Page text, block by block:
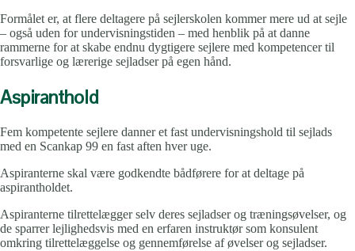
Formålet er, at flere deltagere på sejlerskolen kommer mere ud at sejle
– også uden for undervisningstiden – med henblik på at danne
rammerne for at skabe endnu dygtigere sejlere med kompetencer til
forsvarlige og lærerige sejladser på egen hånd.
Aspiranthold
Fem kompetente sejlere danner et fast undervisningshold til sejlads
med en Scankap 99 en fast aften hver uge.
Aspiranterne skal være godkendte bådførere for at deltage på
aspirantholdet.
Aspiranterne tilrettelægger selv deres sejladser og træningsøvelser, og
de sparrer lejlighedsvis med en erfaren instruktør som konsulent
omkring tilrettelæggelse og gennemførelse af øvelser og sejladser.